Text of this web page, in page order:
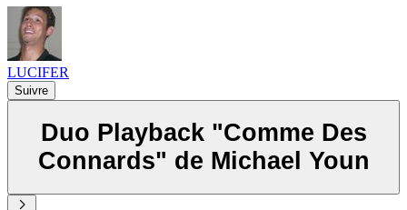
LUCIFER
Suivre
Duo Playback "Comme Des
Connards" de Michael Youn